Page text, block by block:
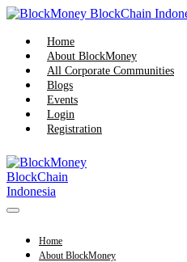
Skip
content
Home
About BlockMoney
All Corporate Communities
Blogs
Events
Login
Registration
Menu
Home
About BlockMoney